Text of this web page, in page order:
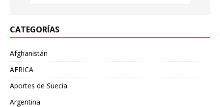
CATEGORÍAS
Afghanistán
AFRICA
Aportes de Suecia
Argentina